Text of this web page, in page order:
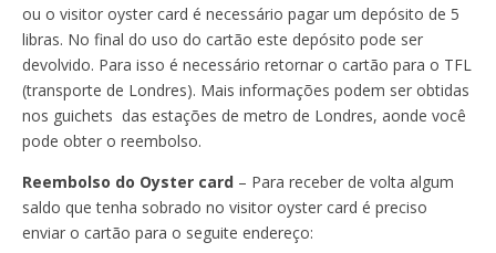
ou o visitor oyster card é necessário pagar um depósito de 5
libras. No final do uso do cartão este depósito pode ser
devolvido. Para isso é necessário retornar o cartão para o TFL
(transporte de Londres). Mais informações podem ser obtidas
nos guichets das estações de metro de Londres, aonde você
pode obter o reembolso.
Reembolso do Oyster card – Para receber de volta algum
saldo que tenha sobrado no visitor oyster card é preciso
enviar o cartão para o seguite endereço: